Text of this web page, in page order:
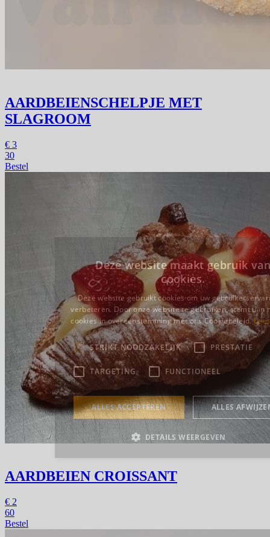
AARDBEIENSCHELPJE MET
SLAGROOM
€ 3
30
Bestel
AARDBEIEN CROISSANT
€ 2
60
Bestel